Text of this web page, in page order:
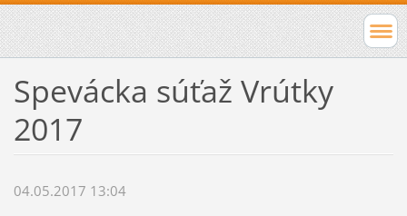
Spevácka súťaž Vrútky
2017
04.05.2017 13:04